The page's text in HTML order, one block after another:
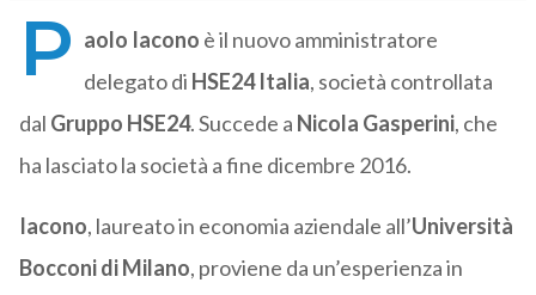
P aolo Iacono è il nuovo amministratore
delegato di HSE24 Italia, società controllata
dal Gruppo HSE24. Succede a Nicola Gasperini, che
ha lasciato la società a fine dicembre 2016.
Iacono, laureato in economia aziendale all’Università
Bocconi di Milano, proviene da un’esperienza in